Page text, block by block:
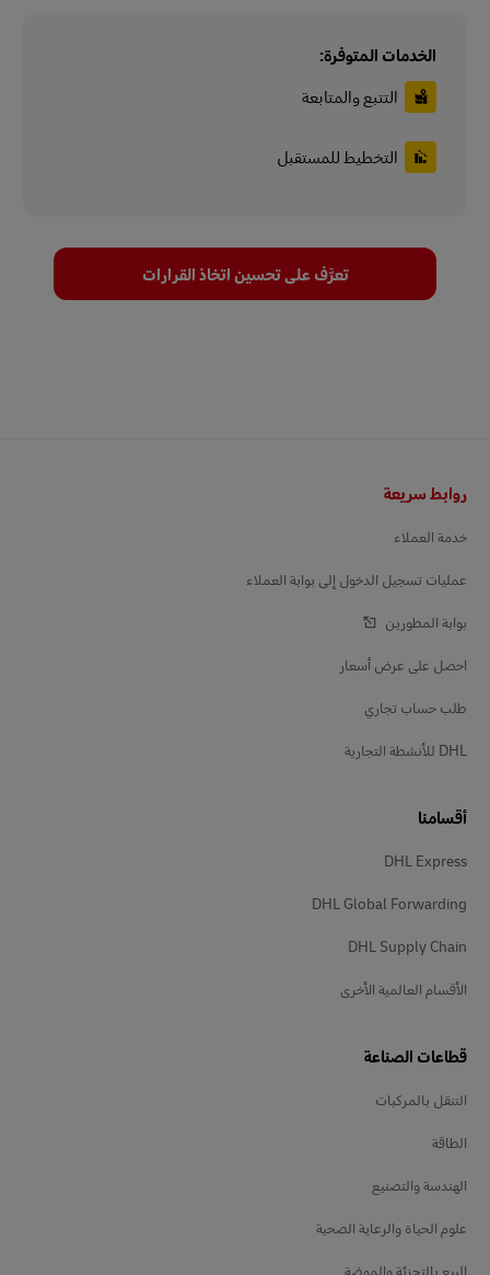
الخدمات المتوفرة:
التتبع والمتابعة
التخطيط للمستقبل
تعرَّف على تحسين اتخاذ القرارات
روابط سريعة
خدمة العملاء
عمليات تسجيل الدخول إلى بوابة العملاء
بوابة المطورين
احصل على عرض أسعار
طلب حساب تجاري
DHL للأنشطة التجارية
أقسامنا
DHL Express
DHL Global Forwarding
DHL Supply Chain
الأقسام العالمية الأخرى
قطاعات الصناعة
التنقل بالمركبات
الطاقة
الهندسة والتصنيع
علوم الحياة والرعاية الصحية
البيع بالتجزئة والموضة